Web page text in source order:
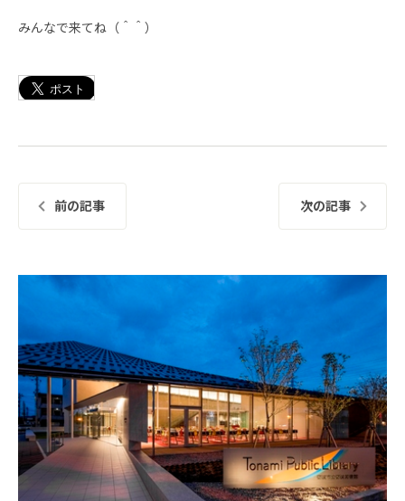
みんなで来てね（＾＾）
前の記事 次の記事